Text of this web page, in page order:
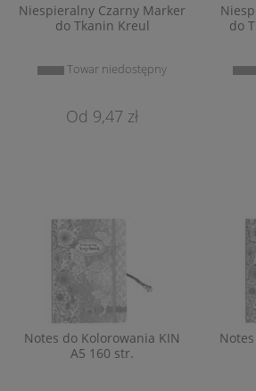
Niespieralny Czarny Marker
do Tkanin Kreul
Towar niedostępny
9,47 zł
do
Notes do Kolorowania KIN
A5 160 str.